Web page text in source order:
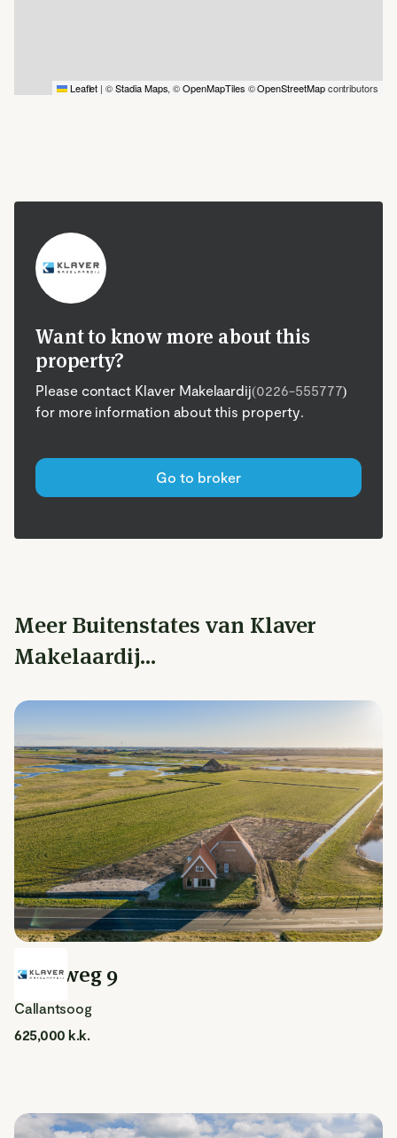
Leaflet | ©Stadia Maps, ©OpenMapTiles ©OpenStreetMapcontributors
Want to know more about this
property?
Please contact Klaver Makelaardij(0226-555777)
for more information about this property.
Go to broker
Meer Buitenstates van Klaver
Makelaardij...
Duinweg 9
Callantsoog
625,000 k.k.